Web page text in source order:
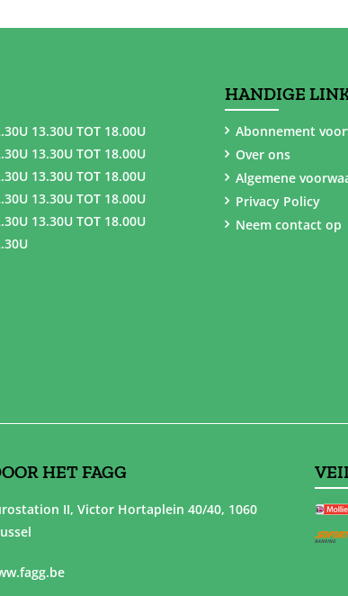
13.30U TOT 18.00U
13.30U TOT 18.00U
13.30U TOT 18.00U
13.30U TOT 18.00U
13.30U TOT 18.00U
HANDIGE
Abonnement
Over ons
Algemene
Privacy Policy
Neem contact op
HET FAGG
II, Victor Hortaplein 40/40, 1060